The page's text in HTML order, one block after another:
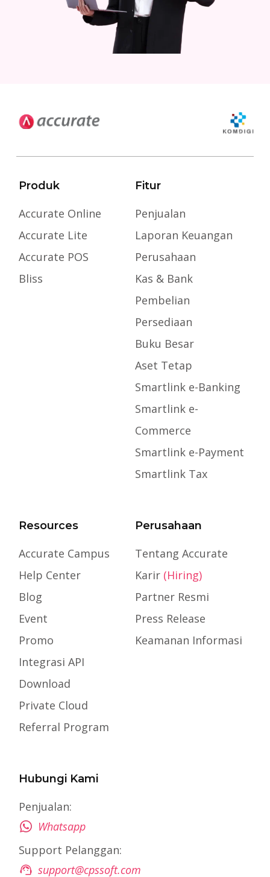
Produk
Accurate Online
Accurate Lite
Accurate POS
Bliss
Fitur
Penjualan
Laporan Keuangan
Perusahaan
Kas & Bank
Pembelian
Persediaan
Buku Besar
Aset Tetap
Smartlink e-Banking
Smartlink e-
Commerce
Smartlink e-Payment
Smartlink Tax
Resources
Accurate Campus
Help Center
Blog
Event
Promo
Integrasi API
Download
Private Cloud
Referral Program
Perusahaan
Tentang Accurate
Karir (Hiring)
Partner Resmi
Press Release
Keamanan Informasi
Hubungi Kami
Penjualan:
Whatsapp
Support Pelanggan:
support@cpssoft.com